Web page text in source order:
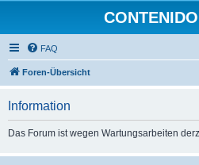
FAQ
Foren-Übersicht
Information
Das Forum ist wegen Wartungsarbeiten